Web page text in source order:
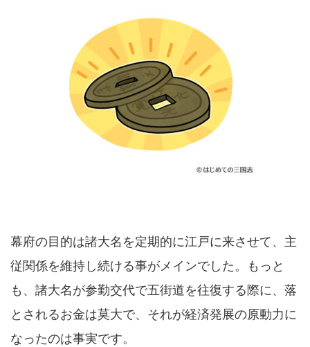
幕府の目的は諸大名を定期的に江戸に来させて、主
従関係を維持し続ける事がメインでした。もっと
も、諸大名が参勤交代で五街道を往復する際に、落
とされるお金は莫大で、それが経済発展の原動力に
なったのは事実です。